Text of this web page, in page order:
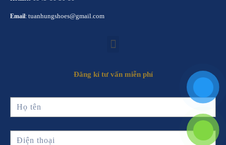
Email: tuanhungshoes@gmail.com
Đăng kí tư vấn miễn phí